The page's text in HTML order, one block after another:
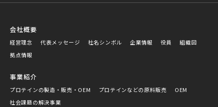
会社概要
経営理念 代表メッセージ 社名シンボル 企業情報 役員
組織図
拠点情報
事業紹介
プロテインの製造・販売・OEM プロテインなどの原料販売
OEM
社会課題の解決事業